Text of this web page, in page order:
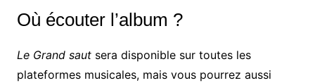
Où écouter l’album ?
Le Grand sautsera disponible sur toutes les
plateformes musicales, mais vous pourrez aussi